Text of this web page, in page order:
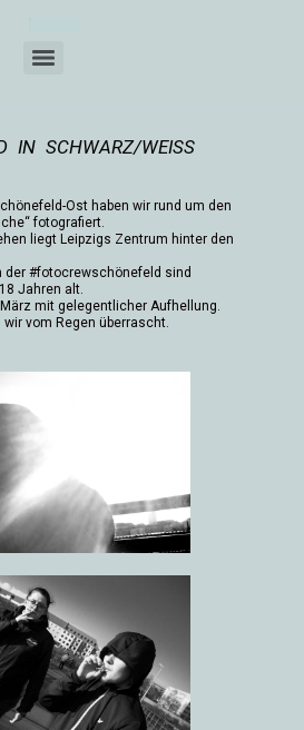
IN SCHWARZ/WEISS
Ost haben wir rund um den
fotografiert.
liegt Leipzigs Zentrum hinter den
der #fotocrewschönefeld sind
Jahren alt.
mit gelegentlicher Aufhellung.
vom Regen überrascht.